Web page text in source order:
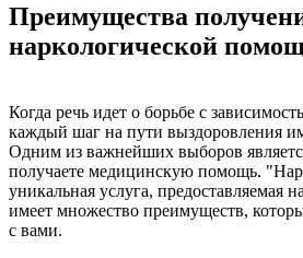
Преимущества
наркологической
Когда речь идет о борьбе с
каждый шаг на пути выздоровления
Одним из важнейших выборов
получаете медицинскую помощь.
уникальная услуга, предоставляемая
имеет множество преимуществ,
с вами.